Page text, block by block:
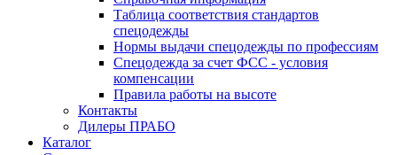
Таблица соответствия стандартов
спецодежды
Нормы выдачи спецодежды по профессиям
Спецодежда за счет ФСС - условия
компенсации
Правила работы на высоте
Контакты
Дилеры ПРАБО
Каталог